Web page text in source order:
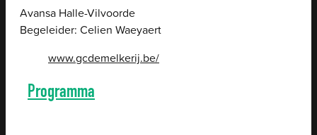
Avansa Halle-Vilvoorde
Begeleider: Celien Waeyaert
Websitewww.gcdemelkerij.be/
Programma